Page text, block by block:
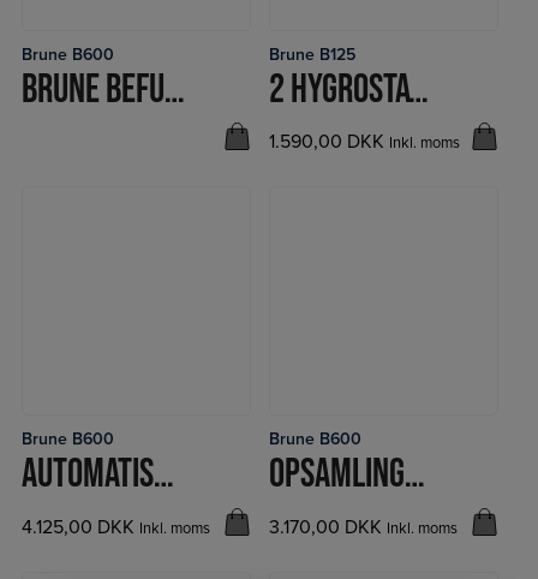
LÆS MERE
Brune B600
BRUNE BEFUGTER B600
LÆS MERE
Brune B125
2 HYGROSTAT MED 230V STIK
1.590,00 DKK Inkl. moms
LÆS MERE
Brune B600
AUTOMATISK VANDPÅFYLDNING B600
4.125,00 DKK Inkl. moms
LÆS MERE
Brune B600
OPSAMLINGSBAKKE B600 OG B500
3.170,00 DKK Inkl. moms